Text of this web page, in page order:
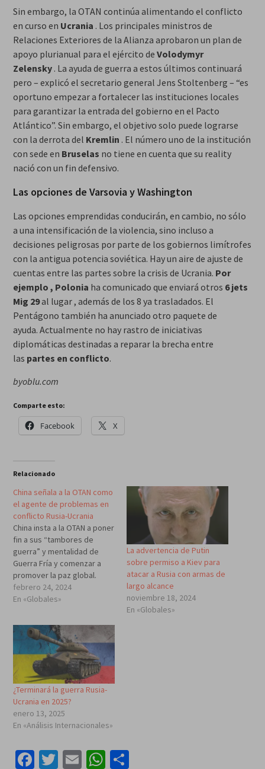
Sin embargo, la OTAN continúa alimentando el conflicto
en curso en Ucrania . Los principales ministros de
Relaciones Exteriores de la Alianza aprobaron un plan de
apoyo plurianual para el ejército de Volodymyr
Zelensky. La ayuda de guerra a estos últimos continuará
pero – explicó el secretario general Jens Stoltenberg – “es
oportuno empezar a fortalecer las instituciones locales
para garantizar la entrada del gobierno en el Pacto
Atlántico”. Sin embargo, el objetivo solo puede lograrse
con la derrota del Kremlin . El número uno de la institución
con sede en Bruselas no tiene en cuenta que su reality
nació con un fin defensivo.
Las opciones de Varsovia y Washington
Las opciones emprendidas conducirán, en cambio, no sólo
a una intensificación de la violencia, sino incluso a
decisiones peligrosas por parte de los gobiernos limítrofes
con la antigua potencia soviética. Hay un aire de ajuste de
cuentas entre las partes sobre la crisis de Ucrania. Por
ejemplo , Polonia ha comunicado que enviará otros 6 jets
Mig 29al lugar , además de los 8 ya trasladados. El
Pentágono también ha anunciado otro paquete de
ayuda. Actualmente no hay rastro de iniciativas
diplomáticas destinadas a reparar la brecha entre
las partes en conflicto.
byoblu.com
Comparte esto:
Facebook X
Relacionado
China señala a la OTAN como
el agente de problemas en
conflicto Rusia-Ucrania
China insta a la OTAN a poner
fin a sus “tambores de
guerra” y mentalidad de
Guerra Fría y comenzar a
promover la paz global.
“Alentamos a la OTAN a que
haga un examen de
mentalidad de la Guerra Fría
y abstenerse de instigar
enfrentamientos…
febrero 24, 2024
En «Globales»
La advertencia de Putin
sobre permiso a Kiev para
atacar a Rusia con armas de
largo alcance
noviembre 18, 2024
En «Globales»
¿Terminará la guerra Rusia-
Ucrania en 2025?
enero 13, 2025
En «Análisis Internacionales»
Facebook
Twitter
EmailWhatsApp
Compartir